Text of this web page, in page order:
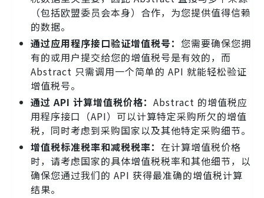
（包括欧盟委员会本身）合作，为您提供值得信赖
的数据。
通过应用程序接口验证增值税号： 您需要确保您拥
有的或用户提交给您的增值税号是有效的，而
Abstract 只需调用一个简单的 API 就能轻松验证
增值税号。
通过 API 计算增值税价格： Abstract 的增值税应
用程序接口（API）可以计算特定采购所欠的增值
税，同时考虑到采购国家以及其他特定采购细节。
增值税标准税率和减税税率： 在计算增值税价格
时，请考虑国家的具体增值税税率和其他细节，以
确保您通过我们的 API 获得最准确的增值税计算
结果。